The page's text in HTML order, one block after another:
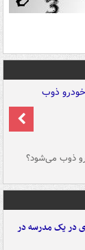
ذوب می‌شود؟
در یک مدرسه در